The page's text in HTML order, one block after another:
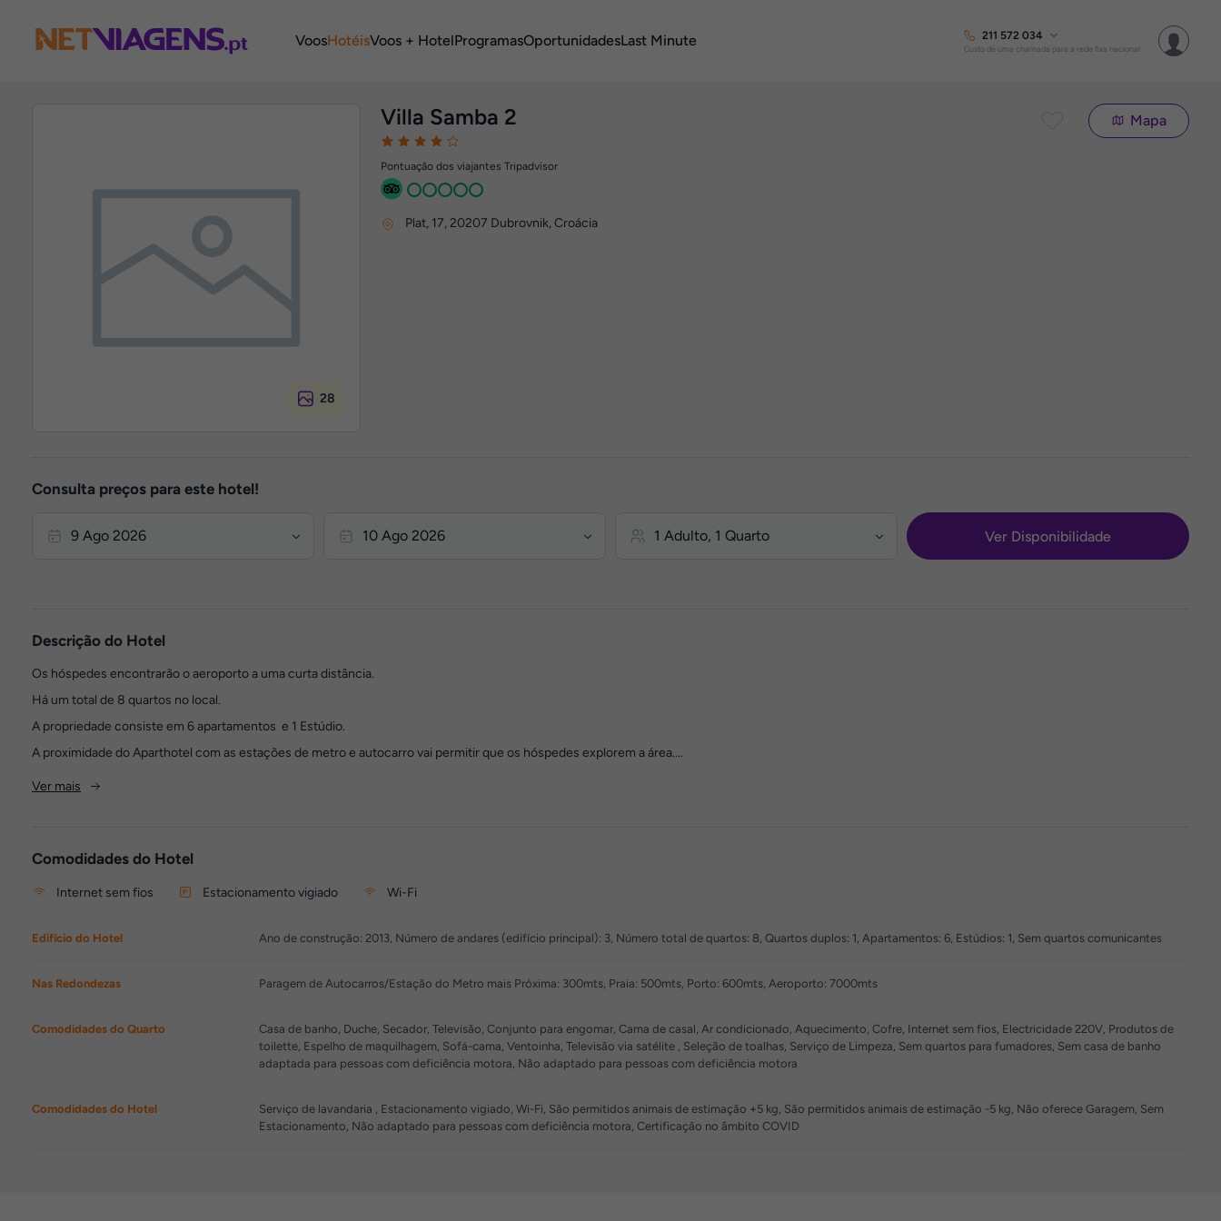
VoosHotéisVoos + HotelProgramasOportunidadesLast Minute 211 572 034
Custo de uma chamada para a rede fixa nacional
28
Villa Samba 2
Pontuação dos viajantes Tripadvisor
Mapa
Plat, 17, 20207 Dubrovnik, Croácia
Consulta preços para este hotel!
Ver Disponibilidade
Descrição do Hotel
Os hóspedes encontrarão o aeroporto a uma curta distância.
Há um total de 8 quartos no local.
A propriedade consiste em 6 apartamentos e 1 Estúdio.
A proximidade do Aparthotel com as estações de metro e autocarro vai permitir que os hóspedes explorem a área....
Ver mais
Comodidades do Hotel
Internet sem fios Estacionamento vigiado Wi-Fi
Edifício do Hotel Ano de construção: 2013, Número de andares (edifício principal): 3, Número total de quartos: 8, Quartos duplos: 1, Apartamentos: 6, Estúdios: 1, Sem quartos comunicantes
Nas Redondezas Paragem de Autocarros/Estação do Metro mais Próxima: 300mts, Praia: 500mts, Porto: 600mts, Aeroporto: 7000mts
Comodidades do Quarto
Casa de banho, Duche, Secador, Televisão, Conjunto para engomar, Cama de casal, Ar condicionado, Aquecimento, Cofre, Internet sem fios, Electricidade 220V, Produtos de
toilette, Espelho de maquilhagem, Sofá-cama, Ventoinha, Televisão via satélite , Seleção de toalhas, Serviço de Limpeza, Sem quartos para fumadores, Sem casa de banho
adaptada para pessoas com deficiência motora, Não adaptado para pessoas com deficiência motora
Comodidades do Hotel
Serviço de lavandaria , Estacionamento vigiado, Wi-Fi, São permitidos animais de estimação +5 kg, São permitidos animais de estimação -5 kg, Não oferece Garagem, Sem
Estacionamento, Não adaptado para pessoas com deficiência motora, Certificação no âmbito COVID